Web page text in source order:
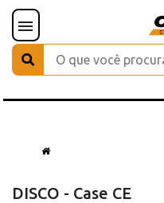
DISCO - Case CE